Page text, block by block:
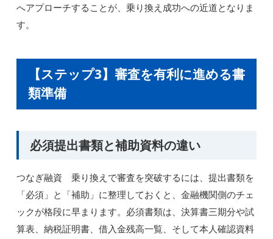
へアプローチすることが、乗り換え成功への近道となりま
す。
【ステップ3】審査を有利に進める書
類準備
必須提出書類と補助資料の違い
つなぎ融資 乗り換えで審査を突破するには、提出書類を
「必須」と「補助」に整理しておくと、金融機関側のチェ
ックが格段に早まります。必須書類は、決算書三期分や試
算表、納税証明書、借入金残高一覧、そして本人確認資料